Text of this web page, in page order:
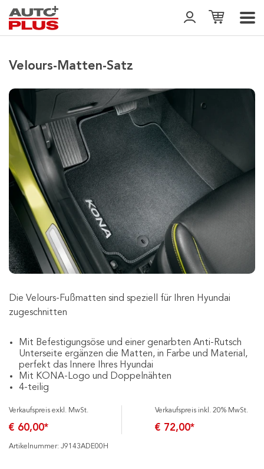
Velours-Matten-Satz
Die Velours-Fußmatten sind speziell für Ihren Hyundai
zugeschnitten
Mit Befestigungsöse und einer genarbten Anti-Rutsch
Unterseite ergänzen die Matten, in Farbe und Material,
perfekt das Innere Ihres Hyundai
Mit KONA-Logo und Doppelnähten
4-teilig
Verkaufspreis exkl. MwSt.
€ 60,00*
Verkaufspreis inkl. 20% MwSt.
€ 72,00*
Artikelnummer: J9143ADE00H